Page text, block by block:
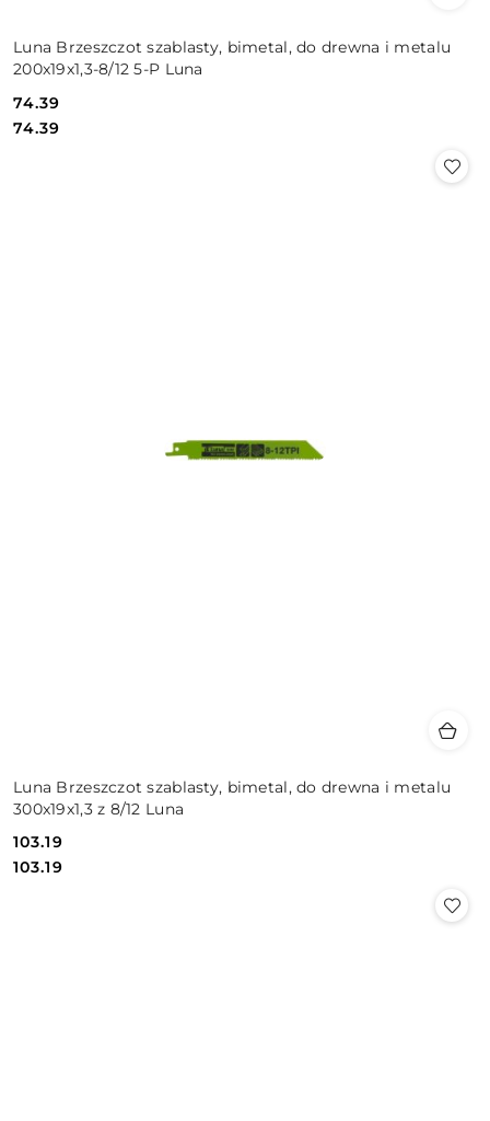
Luna Brzeszczot szablasty, bimetal, do drewna i metalu
200x19x1,3-8/12 5-P Luna
Cena:
74.39
Cena:
74.39
Luna Brzeszczot szablasty, bimetal, do drewna i metalu
300x19x1,3 z 8/12 Luna
Cena:
103.19
Cena:
103.19